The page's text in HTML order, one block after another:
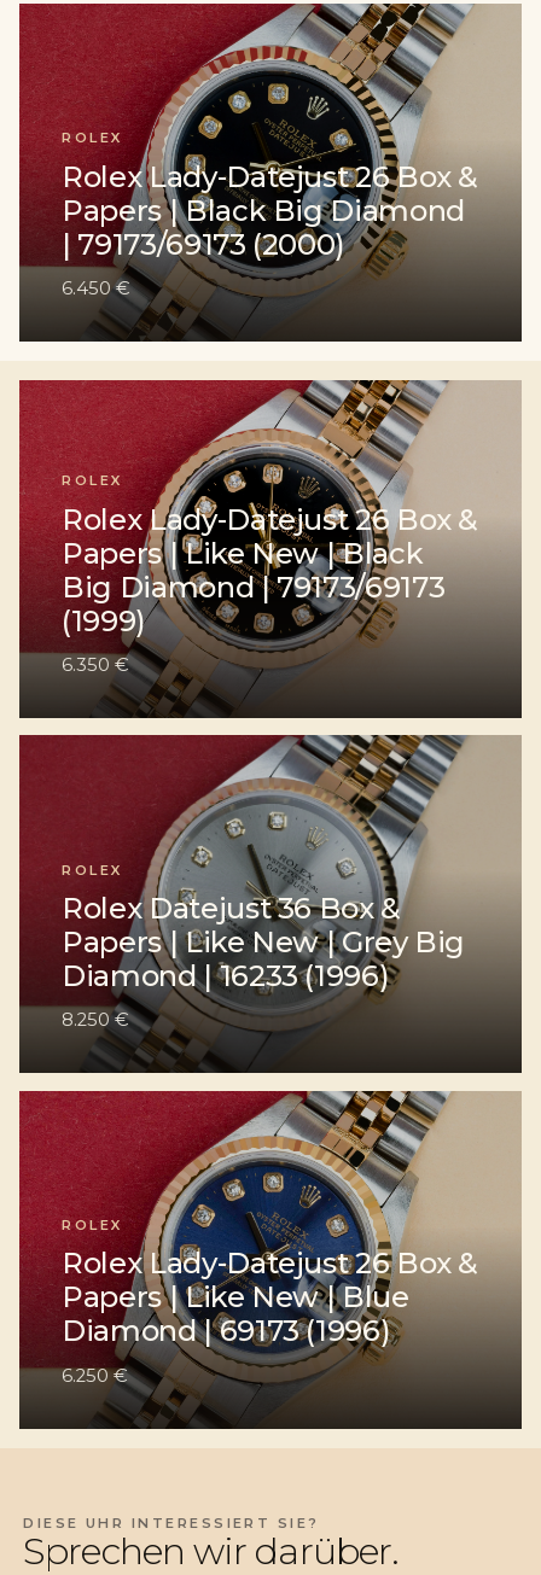
ROLEX
Rolex Lady-Datejust 26 Box &
Papers | Black Big Diamond
| 79173/69173 (2000)
6.450 €
ROLEX
Rolex Lady-Datejust 26 Box &
Papers | Like New | Black
Big Diamond | 79173/69173
(1999)
6.350 €
ROLEX
Rolex Datejust 36 Box &
Papers | Like New | Grey Big
Diamond | 16233 (1996)
8.250 €
ROLEX
Rolex Lady-Datejust 26 Box &
Papers | Like New | Blue
Diamond | 69173 (1996)
6.250 €
DIESE UHR INTERESSIERT SIE?
Sprechen wir darüber.